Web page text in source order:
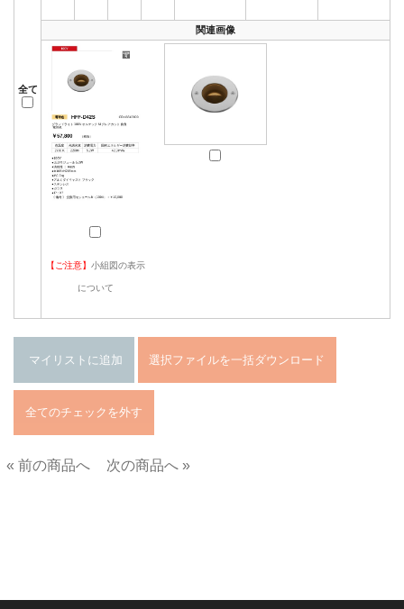
全て
関連画像
【ご注意】 小組図の表示
について
« 前の商品へ
次の商品へ »